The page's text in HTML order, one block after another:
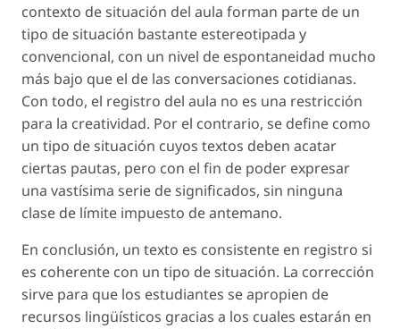
contexto de situación del aula forman parte de un
tipo de situación bastante estereotipada y
convencional, con un nivel de espontaneidad mucho
más bajo que el de las conversaciones cotidianas.
Con todo, el registro del aula no es una restricción
para la creatividad. Por el contrario, se define como
un tipo de situación cuyos textos deben acatar
ciertas pautas, pero con el fin de poder expresar
una vastísima serie de significados, sin ninguna
clase de límite impuesto de antemano.
En conclusión, un texto es consistente en registro si
es coherente con un tipo de situación. La corrección
sirve para que los estudiantes se apropien de
recursos lingüísticos gracias a los cuales estarán en